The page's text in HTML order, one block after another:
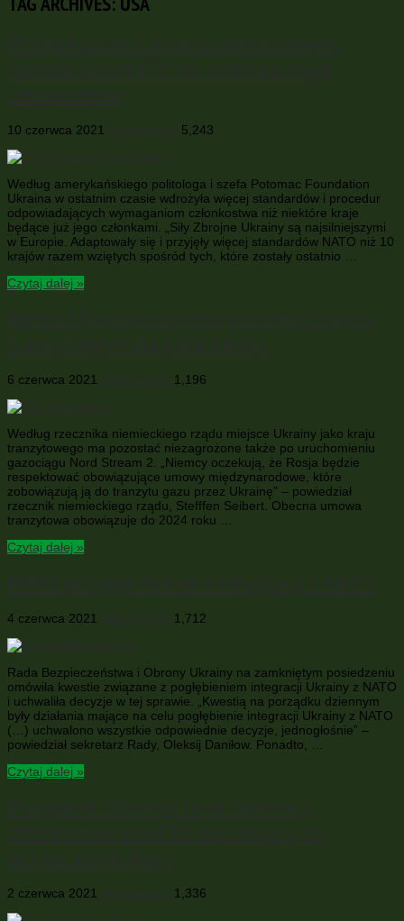
10 czerwca 2021 5,243
Według amerykańskiego politologa i szefa Potomac Foundation
Ukraina w ostatnim czasie wdrożyła więcej standardów i procedur
odpowiadających wymaganiom członkostwa niż niektóre kraje
będące już jego członkami. „Siły Zbrojne Ukrainy są najsilniejszymi
w Europie. Adaptowały się i przyjęły więcej standardów NATO niż 10
krajów razem wziętych spośród tych, które zostały ostatnio …
Czytaj dalej »
6 czerwca 2021 1,196
Według rzecznika niemieckiego rządu miejsce Ukrainy jako kraju
tranzytowego ma pozostać niezagrożone także po uruchomieniu
gazociągu Nord Stream 2. „Niemcy oczekują, że Rosja będzie
respektować obowiązujące umowy międzynarodowe, które
zobowiązują ją do tranzytu gazu przez Ukrainę” – powiedział
rzecznik niemieckiego rządu, Stefffen Seibert. Obecna umowa
tranzytowa obowiązuje do 2024 roku …
Czytaj dalej »
4 czerwca 2021 1,712
Rada Bezpieczeństwa i Obrony Ukrainy na zamkniętym posiedzeniu
omówiła kwestie związane z pogłębieniem integracji Ukrainy z NATO
i uchwaliła decyzje w tej sprawie. „Kwestią na porządku dziennym
były działania mające na celu pogłębienie integracji Ukrainy z NATO
(…) uchwalono wszystkie odpowiednie decyzje, jednogłośnie” –
powiedział sekretarz Rady, Oleksij Daniłow. Ponadto, …
Czytaj dalej »
2 czerwca 2021 1,336